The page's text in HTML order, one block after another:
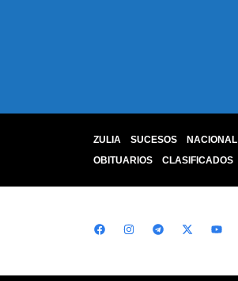
ZULIA SUCESOS NACIONAL
OBITUARIOS
CLASIFICADOS